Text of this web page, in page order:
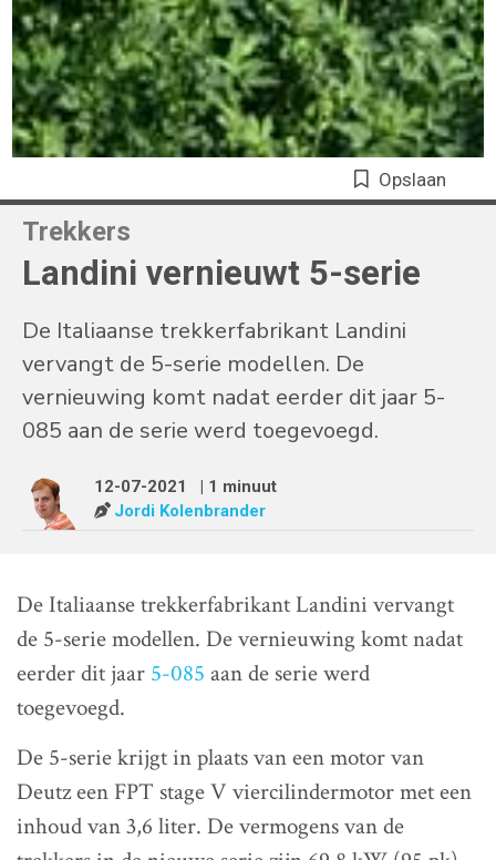
Opslaan
Trekkers
Landini vernieuwt 5-serie
De Italiaanse trekkerfabrikant Landini
vervangt de 5-serie modellen. De
vernieuwing komt nadat eerder dit jaar 5-
085 aan de serie werd toegevoegd.
12-07-2021
| 1 minuut
Jordi Kolenbrander
De Italiaanse trekkerfabrikant Landini vervangt
de 5-serie modellen. De vernieuwing komt nadat
eerder dit jaar 5-085 aan de serie werd
toegevoegd.
De 5-serie krijgt in plaats van een motor van
Deutz een FPT stage V viercilindermotor met een
inhoud van 3,6 liter. De vermogens van de